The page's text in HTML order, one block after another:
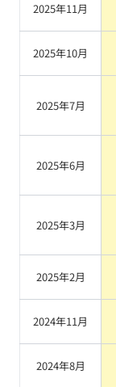
2025年11月
2025年10月
2025年7月
2025年6月
2025年3月
2025年2月
2024年11月
2024年8月